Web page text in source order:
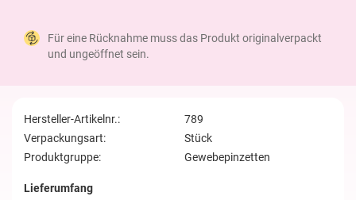
Für eine Rücknahme muss das Produkt originalverpackt
und ungeöffnet sein.
Hersteller-Artikelnr.:
789
Verpackungsart:
Stück
Produktgruppe:
Gewebepinzetten
Lieferumfang